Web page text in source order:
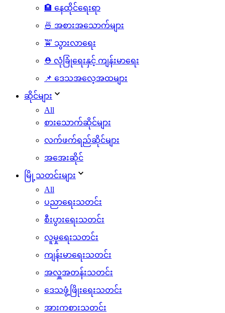
🏨 နေထိုင်ရေးရာ
🍜 အစားအသောက်များ
🚖 သွားလာရေး
⛑️ လုံခြုံရေးနှင့် ကျန်းမာရေး
📌 ဒေသအလေ့အထများ
ဆိုင်များ
All
စားသောက်ဆိုင်များ
လက်ဖက်ရည်ဆိုင်များ
အအေးဆိုင်
မြို့သတင်းများ
All
ပညာရေးသတင်း
စီးပွားရေးသတင်း
လူမှုရေးသတင်း
ကျန်းမာရေးသတင်း
အလှူအတန်းသတင်း
ဒေသဖွံ့ဖြိုးရေးသတင်း
အားကစားသတင်း